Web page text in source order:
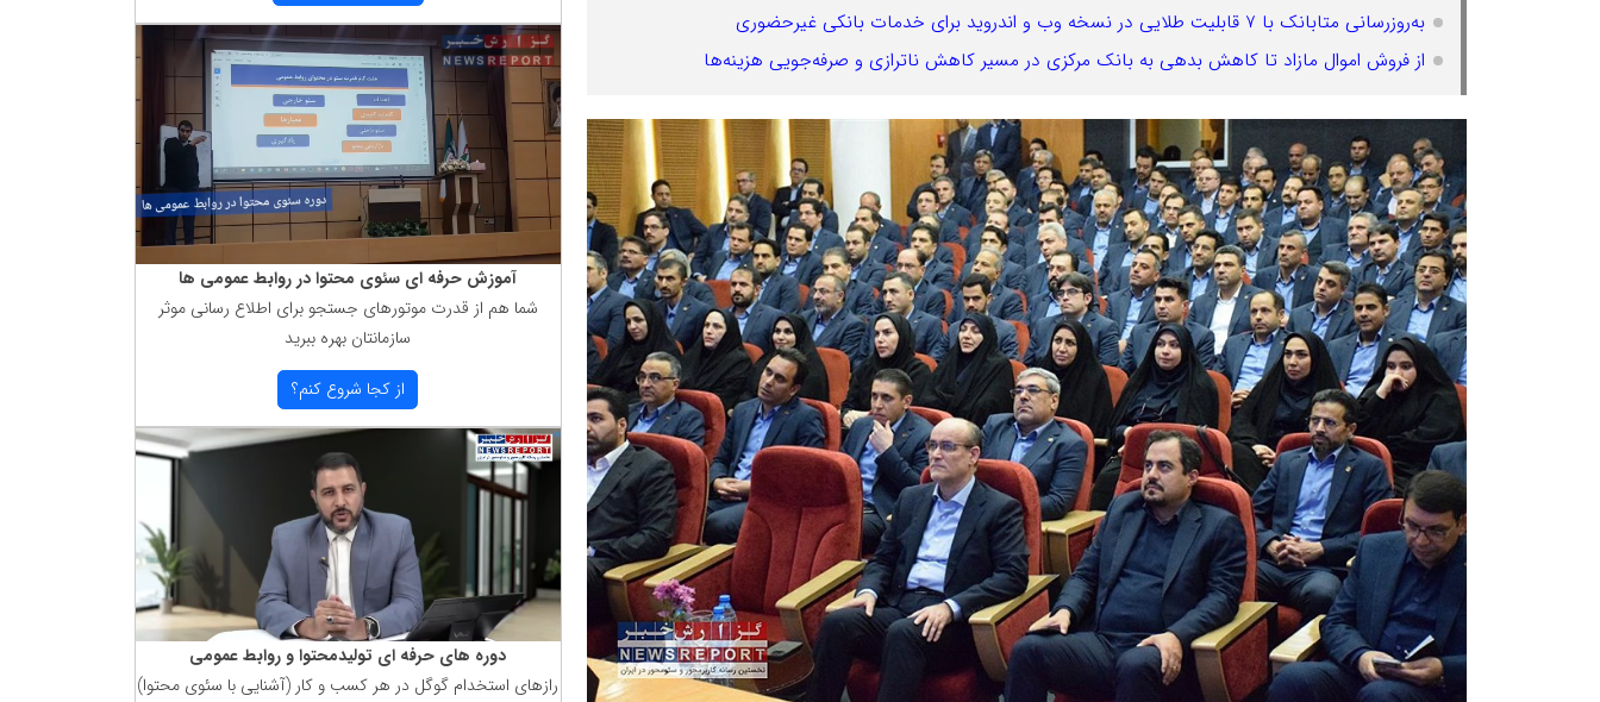
به‌روزرسانی متابانک با ۷ قابلیت طلایی در نسخه وب و اندروید برای خدمات بانکی غیرحضوری
از فروش اموال مازاد تا کاهش بدهی به بانک مرکزی در مسیر کاهش ناترازی و صرفه‌جویی هزینه‌ها
آموزش حرفه ای سئوی محتوا در روابط عمومی ها
شما هم از قدرت موتورهای جستجو برای اطلاع رسانی موثر
سازمانتان بهره ببرید
از كجا شروع كنم؟
دوره های حرفه ای تولیدمحتوا و روابط عمومی
رازهای استخدام گوگل در هر كسب و كار (آشنایی با سئوی محتوا)